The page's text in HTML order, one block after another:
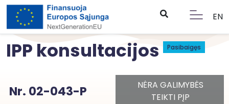
EN
IPP konsultacijos Pasibaigęs
Nr. 02-043-P
NĖRA GALIMYBĖS
TEIKTI PĮP